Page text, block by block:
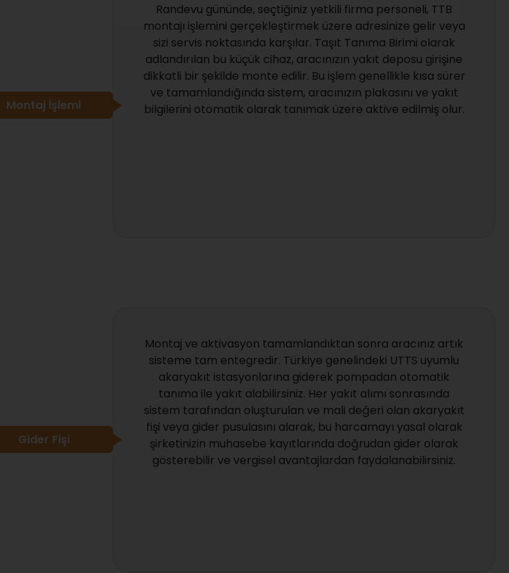
Montaj İşlemi
Randevu gününde, seçtiğiniz yetkili firma personeli, TTB
montajı işlemini gerçekleştirmek üzere adresinize gelir veya
sizi servis noktasında karşılar. Taşıt Tanıma Birimi olarak
adlandırılan bu küçük cihaz, aracınızın yakıt deposu girişine
dikkatli bir şekilde monte edilir. Bu işlem genellikle kısa sürer
ve tamamlandığında sistem, aracınızın plakasını ve yakıt
bilgilerini otomatik olarak tanımak üzere aktive edilmiş olur.
Gider Fişi
Montaj ve aktivasyon tamamlandıktan sonra aracınız artık
sisteme tam entegredir. Türkiye genelindeki UTTS uyumlu
akaryakıt istasyonlarına giderek pompadan otomatik
tanıma ile yakıt alabilirsiniz. Her yakıt alımı sonrasında
sistem tarafından oluşturulan ve mali değeri olan akaryakıt
fişi veya gider pusulasını alarak, bu harcamayı yasal olarak
şirketinizin muhasebe kayıtlarında doğrudan gider olarak
gösterebilir ve vergisel avantajlardan faydalanabilirsiniz.